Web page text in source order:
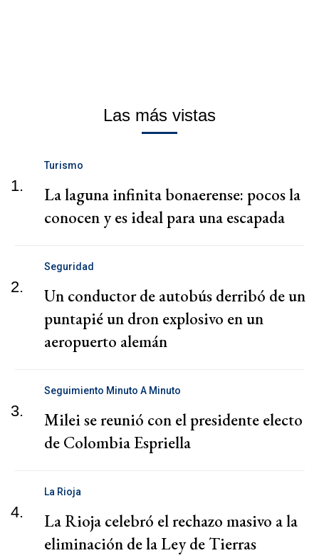
Las más vistas
1.
Turismo
La laguna infinita bonaerense: pocos la
conocen y es ideal para una escapada
2.
Seguridad
Un conductor de autobús derribó de un
puntapié un dron explosivo en un
aeropuerto alemán
3.
Seguimiento Minuto A Minuto
Milei se reunió con el presidente electo
de Colombia Espriella
4.
La Rioja
La Rioja celebró el rechazo masivo a la
eliminación de la Ley de Tierras